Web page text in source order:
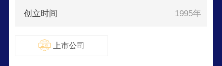
创立时间 1995年
上市公司